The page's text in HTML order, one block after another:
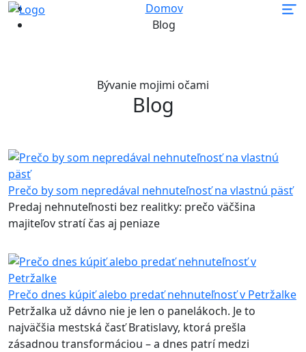
Domov
Blog
Bývanie mojimi očami
Blog
Prečo by som nepredával nehnuteľnosť na vlastnú päsť
Predaj nehnuteľnosti bez realitky: prečo väčšina
majiteľov stratí čas aj peniaze
Prečo dnes kúpiť alebo predať nehnuteľnosť v Petržalke
Petržalka už dávno nie je len o panelákoch. Je to
najväčšia mestská časť Bratislavy, ktorá prešla
zásadnou transformáciou – a dnes patrí medzi